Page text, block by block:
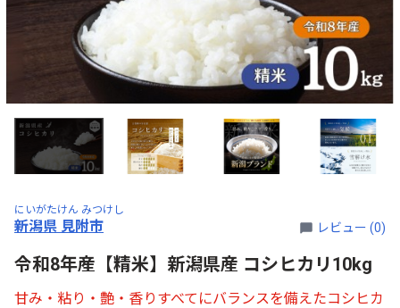
にいがたけん みつけし
新潟県 見附市 レビュー (0)
令和8年産【精米】新潟県産 コシヒカリ10kg
甘み・粘り・艶・香りすべてにバランスを備えたコシヒカ